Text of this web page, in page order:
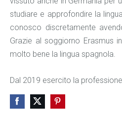
studiare e approfondire la
conosco discretamente
Grazie al soggiorno Erasmus
molto bene la lingua spagnola.
Dal 2019 esercito la